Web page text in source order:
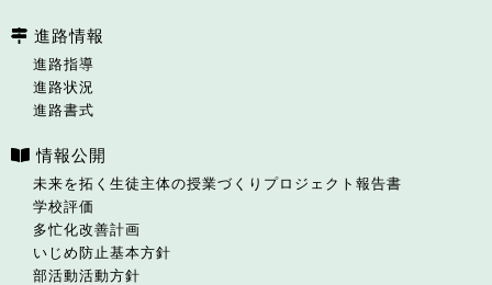
進路情報
進路指導
進路状況
進路書式
情報公開
未来を拓く生徒主体の授業づくりプロジェクト報告書
学校評価
多忙化改善計画
いじめ防止基本方針
部活動活動方針